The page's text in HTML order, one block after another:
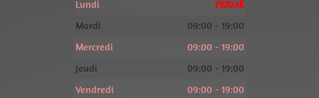
Lundi
FERMÉ
Mardi
09:00 - 19:00
Mercredi
09:00 - 19:00
Jeudi
09:00 - 19:00
Vendredi
09:00 - 19:00